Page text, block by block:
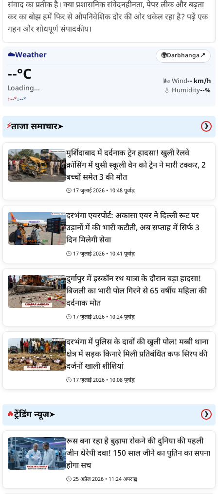
संवाद का प्रतीक है। क्या प्रशासनिक संवेदनहीनता, पेपर लीक और बढ़ता
कर का बोझ हमें फिर से औपनिवेशिक दौर की ओर धकेल रहा है? पढ़ें एक
गहन और शोधपूर्ण संपादकीय।
☁️Weather 🌍Darbhanga📍
--°C
Loading...
↑--°↓--°
🌬️ Wind-- km/h
💧 Humidity--%
⚡ताजा समाचार➤ ❯
मुर्शिदाबाद में दर्दनाक ट्रेन हादसा! खुली रेलवे
क्रॉसिंग में घुसी स्कूली वैन को ट्रेन ने मारी टक्कर, 2
बच्चों समेत 3 की मौत
🕒 17 जुलाई 2026 • 10:48 पूर्वाह्न
दरभंगा एयरपोर्ट: अकासा एयर ने दिल्ली रूट पर
उड़ानों में की भारी कटौती, अब सप्ताह में सिर्फ 3
दिन मिलेगी सेवा
🕒 17 जुलाई 2026 • 10:41 पूर्वाह्न
दुर्गापुर में इस्कॉन रथ यात्रा के दौरान बड़ा हादसा!
बिजली का भारी पोल गिरने से 65 वर्षीय महिला की
दर्दनाक मौत
🕒 17 जुलाई 2026 • 10:24 पूर्वाह्न
दरभंगा में पुलिस के दावों की खुली पोल! मब्बी थाना
क्षेत्र में सड़क किनारे मिली प्रतिबंधित कफ सिरप की
दर्जनों खाली शीशियां
🕒 17 जुलाई 2026 • 10:08 पूर्वाह्न
🔥ट्रेंडिंग न्यूज➤ ❯
रूस बना रहा है बुढ़ापा रोकने की दुनिया की पहली
जीन थेरेपी दवा! 150 साल जीने का पुतिन का सपना
होगा सच
🕒 25 अप्रैल 2026 • 11:24 अपराह्न